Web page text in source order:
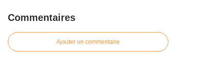
Commentaires
Ajouter un commentaire